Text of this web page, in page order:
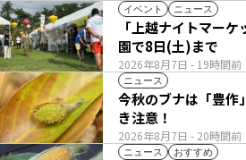
イベント ニュース
2026年8月7日 - 19時間前
「上越ナイトマー
園で8日(土)まで
ニュース
2026年8月7日 - 20時間前
今秋のブナは「豊作」予測 クマ出
き注意！
ニュース おすすめ